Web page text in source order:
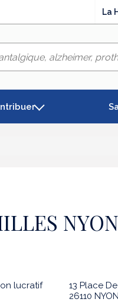
La
lucratif
13 Place
26110